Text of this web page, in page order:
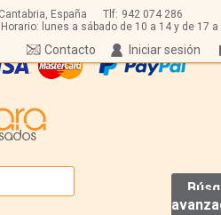
España Tlf: 942 074 286
Horario: lunes a sábado de 10 a 14 y de 17 a
Iniciar sesión
Contacto